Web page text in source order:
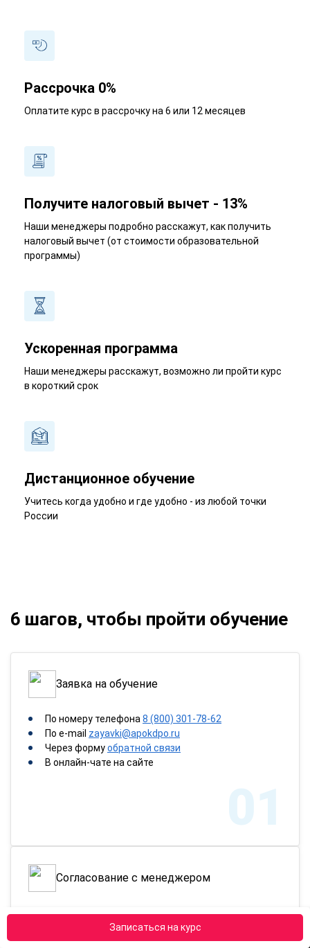
Записаться на курс
Рассрочка 0%
Оплатите курс в рассрочку на 6 или 12 месяцев
Получите налоговый вычет - 13%
Наши менеджеры подробно расскажут, как получить
налоговый вычет (от стоимости образовательной
программы)
Ускоренная программа
Наши менеджеры расскажут, возможно ли пройти курс
в короткий срок
Дистанционное обучение
Учитесь когда удобно и где удобно - из любой точки
России
6 шагов, чтобы пройти обучение
Заявка на обучение
По номеру телефона 8 (800) 301-78-62
По e-mail zayavki@apokdpo.ru
Через формуобратной связи
В онлайн-чате на сайте
01
Согласование с менеджером
Согласуйте с менеджером длительность и стоимость
курса. Если необходимо, можем составить для вас
персональную программу.